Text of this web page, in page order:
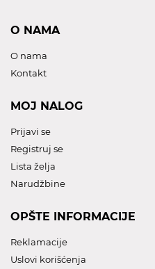
O NAMA
O nama
Kontakt
MOJ NALOG
Prijavi se
Registruj se
Lista želja
Narudžbine
OPŠTE INFORMACIJE
Reklamacije
Uslovi korišćenja